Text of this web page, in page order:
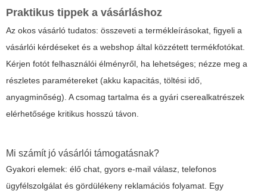
Praktikus tippek a vásárláshoz
Az okos vásárló tudatos: összeveti a termékleírásokat, figyeli a
vásárlói kérdéseket és a webshop által közzétett termékfotókat.
Kérjen fotót felhasználói élményről, ha lehetséges; nézze meg a
részletes paramétereket (akku kapacitás, töltési idő,
anyagminőség). A csomag tartalma és a gyári cserealkatrészek
elérhetősége kritikus hosszú távon.
Mi számít jó vásárlói támogatásnak?
Gyakori elemek: élő chat, gyors e-mail válasz, telefonos
ügyfélszolgálat és gördülékeny reklamációs folyamat. Egy